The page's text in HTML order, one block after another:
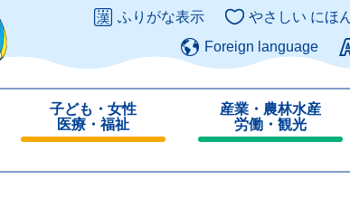
このペ
ふりがな表示 やさしい にほ
Foreign language
子ども・女性
医療・福祉
じ
産業・農林水産
労働・観光
じ